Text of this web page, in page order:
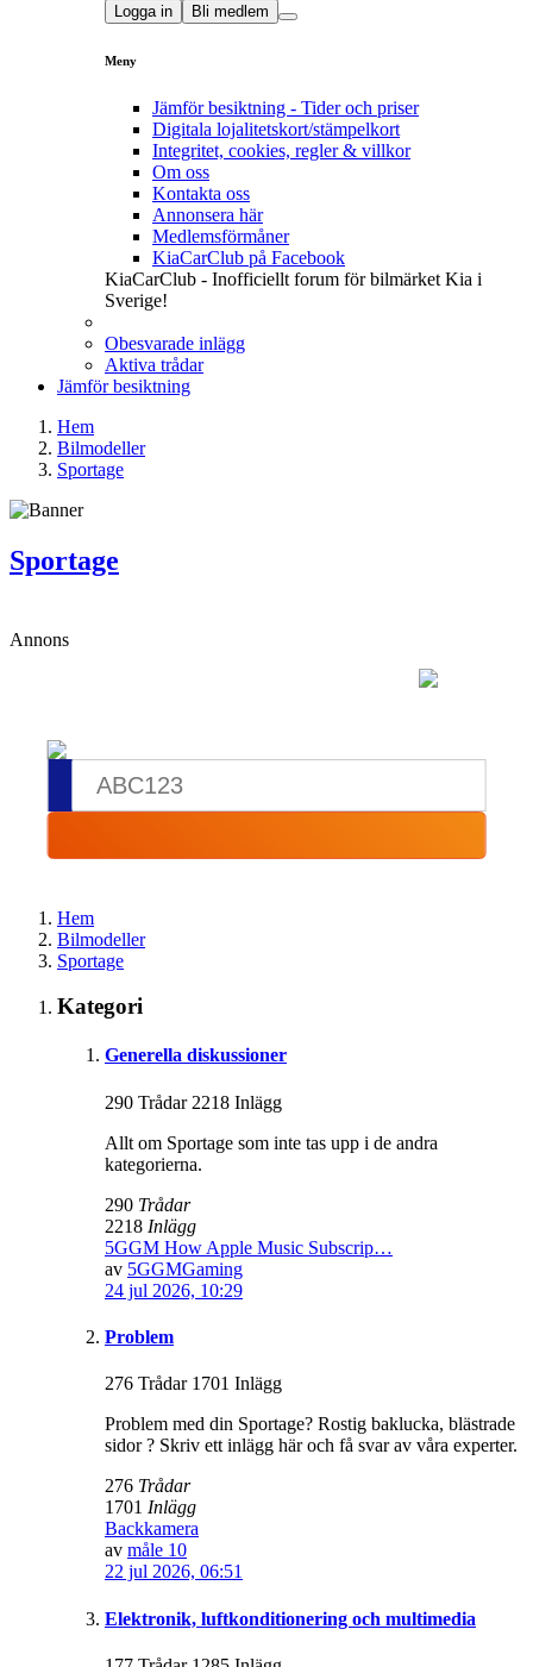
Logga in Bli medlem
Meny
Jämför besiktning - Tider och priser
Digitala lojalitetskort/stämpelkort
Integritet, cookies, regler & villkor
Om oss
Kontakta oss
Annonsera här
Medlemsförmåner
KiaCarClub på Facebook
KiaCarClub - Inofficiellt forum för bilmärket Kia i
Sverige!
Obesvarade inlägg
Aktiva trådar
Jämför besiktning
Hem
Bilmodeller
Sportage
Sportage
Annons
Hem
Bilmodeller
Sportage
Kategori
Generella diskussioner
290 Trådar 2218 Inlägg
Allt om Sportage som inte tas upp i de andra
kategorierna.
290 Trådar
2218 Inlägg
5GGM How Apple Music Subscrip…
av 5GGMGaming
24 jul 2026, 10:29
Problem
276 Trådar 1701 Inlägg
Problem med din Sportage? Rostig baklucka, blästrade
sidor ? Skriv ett inlägg här och få svar av våra experter.
276 Trådar
1701 Inlägg
Backkamera
av måle 10
22 jul 2026, 06:51
Elektronik, luftkonditionering och multimedia